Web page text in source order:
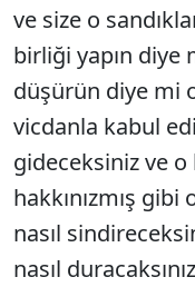
ve size o
birliği yapın diye
düşürün diye mi
vicdanla kabul
gideceksiniz ve
hakkınızmış gibi
nasıl
nasıl